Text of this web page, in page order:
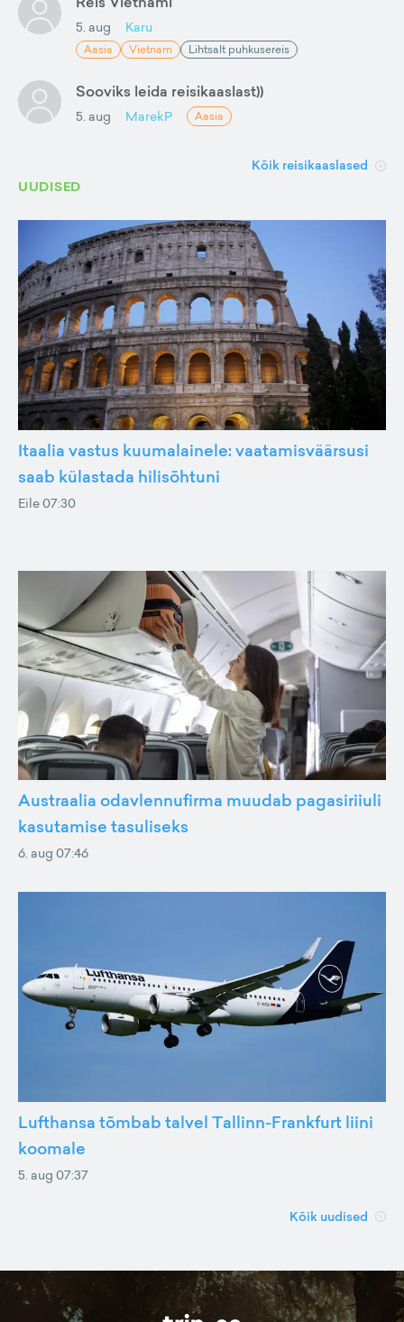
5. aug Karu
Aasia Vietnam Lihtsalt puhkusereis
Sooviks leida reisikaaslast))
5. aug MarekP Aasia
Kõik reisikaaslased
UUDISED
Itaalia vastus kuumalainele: vaatamisväärsusi
saab külastada hilisõhtuni
Eile 07:30
Austraalia odavlennufirma muudab pagasiriiuli
kasutamise tasuliseks
6. aug 07:46
Lufthansa tõmbab talvel Tallinn-Frankfurt liini
koomale
5. aug 07:37
Kõik uudised